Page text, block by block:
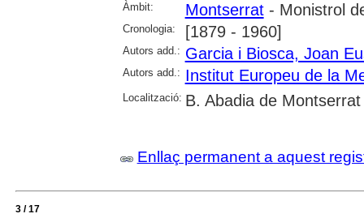
Àmbit: Montserrat- Monistrol
Cronologia: [1879 - 1960]
Autors add.: Garcia i Biosca, Joan
Autors add.: Institut Europeu de la
Localització: B. Abadia de Montserrat
Enllaç permanent a aquest
3 / 17